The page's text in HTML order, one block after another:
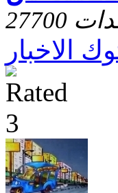
الاخبار